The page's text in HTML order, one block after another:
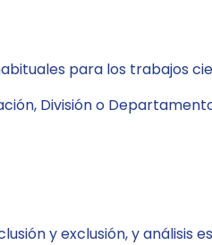
para los trabajos
División o
y exclusión, y análisis